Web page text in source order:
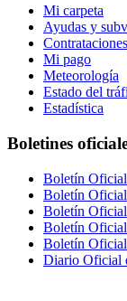
Mi carpeta
Ayudas y
Contrataciones
Mi pago
Meteorología
Estado del
Estadística
Boletines
Boletín Oficial
Boletín
Boletín
Boletín
Boletín
Diario Oficial